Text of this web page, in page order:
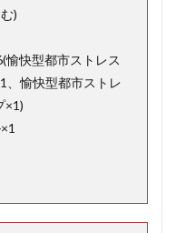
)
愉快型都市ストレス
、愉快型都市ストレ
×1)